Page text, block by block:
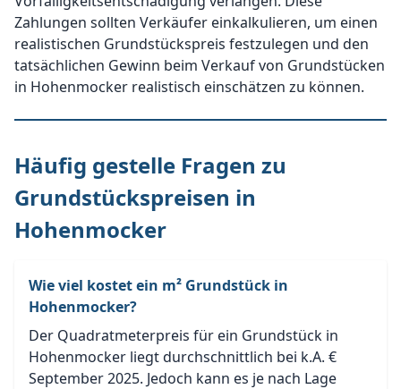
Zahlungen sollten Verkäufer einkalkulieren, um einen
realistischen Grundstückspreis festzulegen und den
tatsächlichen Gewinn beim Verkauf von Grundstücken
in Hohenmocker realistisch einschätzen zu können.
Häufig gestelle Fragen zu
Grundstückspreisen in
Hohenmocker
Wie viel kostet ein m² Grundstück in
Hohenmocker?
Der Quadratmeterpreis für ein Grundstück in
Hohenmocker liegt durchschnittlich bei k.A. €
September 2025. Jedoch kann es je nach Lage